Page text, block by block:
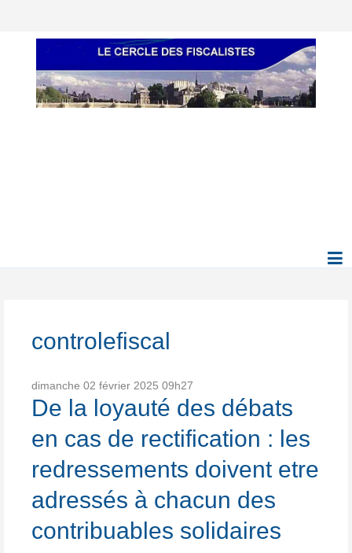
controlefiscal
dimanche 02 février 2025 09h27
De la loyauté des débats
en cas de rectification : les
redressements doivent etre
adressés à chacun des
contribuables solidaires